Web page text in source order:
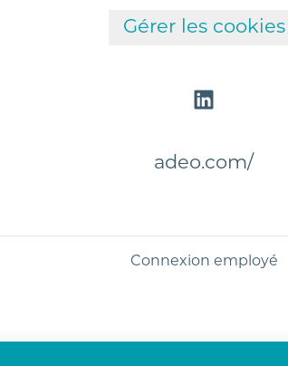
Gérer les cookies
adeo.com/
Connexion employé